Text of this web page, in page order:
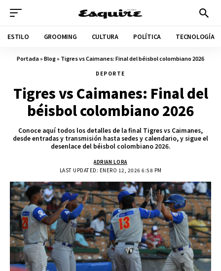
ESTILO GROOMING CULTURA POLÍTICA TECNOLOGÍA
Portada»Blog» Tigres vs Caimanes: Final del béisbol colombiano 2026
DEPORTE
Tigres vs Caimanes: Final del
béisbol colombiano 2026
Conoce aquí todos los detalles de la final Tigres vs Caimanes,
desde entradas y transmisión hasta sedes y calendario, y sigue el
desenlace del béisbol colombiano 2026.
LAST UPDATED: ENERO 12, 2026 6:58 PM
ADRIAN LORA